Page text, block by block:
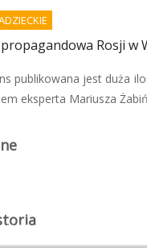
Rosji w
publikowana jest duża
eksperta Mariusza
antyczną